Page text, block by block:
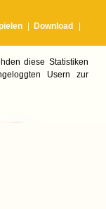
Download
diese Statistiken
Usern zur